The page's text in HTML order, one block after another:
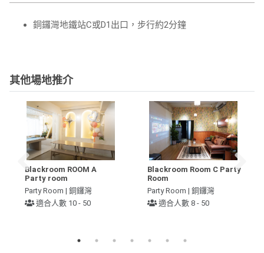
銅鑼灣地鐵站C或D1出口，步行約2分鐘
其他場地推介
Blackroom ROOM A
Party room
Party Room | 銅鑼灣
適合人數 10 - 50
Blackroom Room C Party
Room
Party Room | 銅鑼灣
適合人數 8 - 50